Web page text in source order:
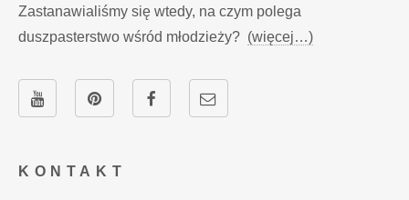
KONTAKT
Zastanawialiśmy się wtedy, na czym polega
duszpasterstwo wśród młodzieży? (więcej…)